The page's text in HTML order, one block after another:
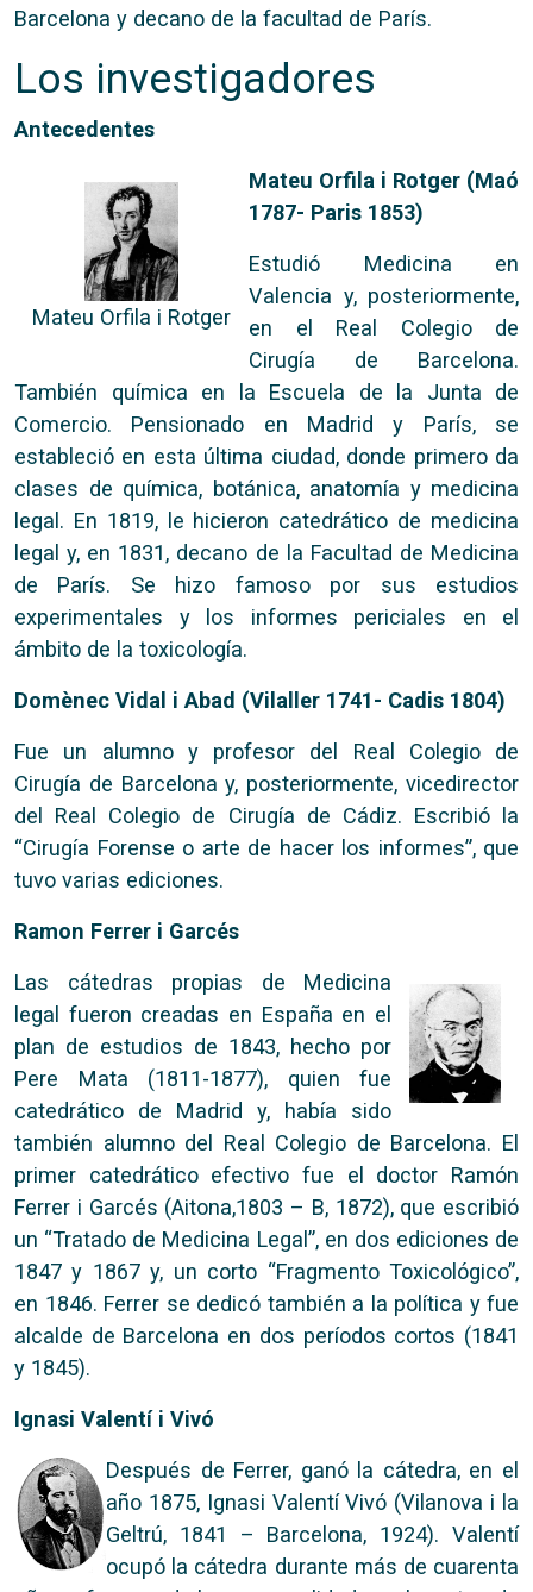
Barcelona y decano de la facultad de París.
Los investigadores
Antecedentes
Mateu Orfila i Rotger
Mateu Orfila i Rotger (Maó
1787- Paris 1853)
Estudió Medicina en
Valencia y, posteriormente,
en el Real Colegio de
Cirugía de Barcelona.
También química en la Escuela de la Junta de
Comercio. Pensionado en Madrid y París, se
estableció en esta última ciudad, donde primero da
clases de química, botánica, anatomía y medicina
legal. En 1819, le hicieron catedrático de medicina
legal y, en 1831, decano de la Facultad de Medicina
de París. Se hizo famoso por sus estudios
experimentales y los informes periciales en el
ámbito de la toxicología.
Domènec Vidal i Abad (Vilaller 1741- Cadis 1804)
Fue un alumno y profesor del Real Colegio de
Cirugía de Barcelona y, posteriormente, vicedirector
del Real Colegio de Cirugía de Cádiz. Escribió la
“Cirugía Forense o arte de hacer los informes”, que
tuvo varias ediciones.
Ramon Ferrer i Garcés
Las cátedras propias de Medicina
legal fueron creadas en España en el
plan de estudios de 1843, hecho por
Pere Mata (1811-1877), quien fue
catedrático de Madrid y, había sido
también alumno del Real Colegio de Barcelona. El
primer catedrático efectivo fue el doctor Ramón
Ferrer i Garcés (Aitona,1803 – B, 1872), que escribió
un “Tratado de Medicina Legal”, en dos ediciones de
1847 y 1867 y, un corto “Fragmento Toxicológico”,
en 1846. Ferrer se dedicó también a la política y fue
alcalde de Barcelona en dos períodos cortos (1841
y 1845).
Ignasi Valentí i Vivó
Después de Ferrer, ganó la cátedra, en el
año 1875, Ignasi Valentí Vivó (Vilanova i la
Geltrú, 1841 – Barcelona, 1924). Valentí
ocupó la cátedra durante más de cuarenta